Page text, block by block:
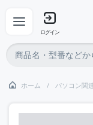
ログイン
ホーム パソコン関